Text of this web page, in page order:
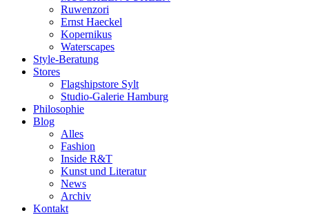
Ruwenzori
Ernst Haeckel
Kopernikus
Waterscapes
Style-Beratung
Stores
Flagshipstore Sylt
Studio-Galerie Hamburg
Philosophie
Blog
Alles
Fashion
Inside R&T
Kunst und Literatur
News
Archiv
Kontakt